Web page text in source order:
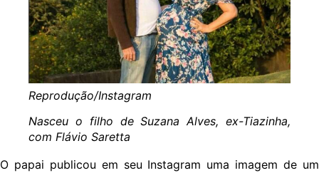
Reprodução/Instagram
Nasceu o filho de Suzana Alves, ex-Tiazinha,
com Flávio Saretta
O papai publicou em seu Instagram uma imagem de um